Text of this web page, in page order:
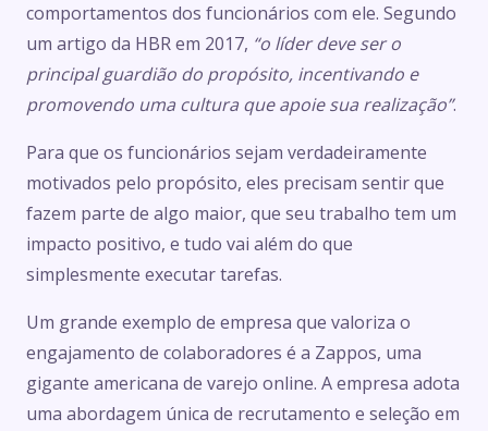
comportamentos dos funcionários com ele. Segundo
um artigo da HBR em 2017, “o líder deve ser o
principal guardião do propósito, incentivando e
promovendo uma cultura que apoie sua realização”.
Para que os funcionários sejam verdadeiramente
motivados pelo propósito, eles precisam sentir que
fazem parte de algo maior, que seu trabalho tem um
impacto positivo, e tudo vai além do que
simplesmente executar tarefas.
Um grande exemplo de empresa que valoriza o
engajamento de colaboradores é a Zappos, uma
gigante americana de varejo online. A empresa adota
uma abordagem única de recrutamento e seleção em